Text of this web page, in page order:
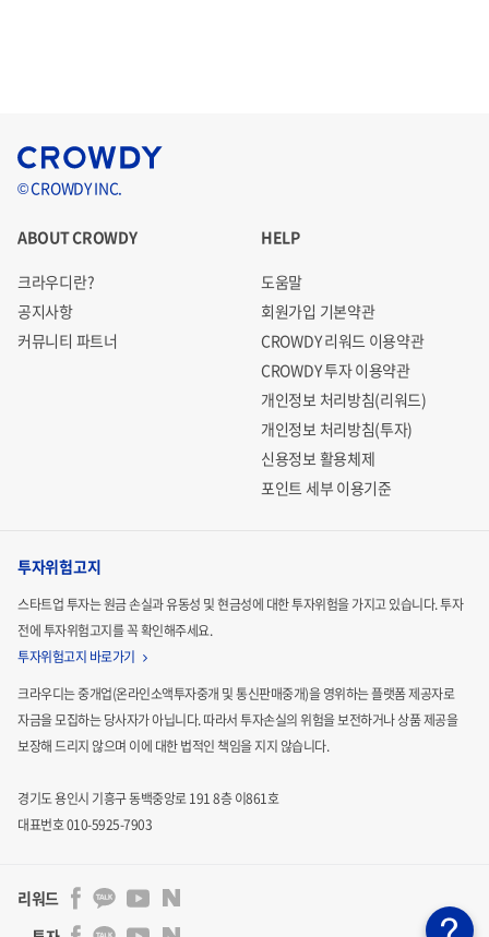
© CROWDY INC.
ABOUT CROWDY
크라우디란?
공지사항
커뮤니티 파트너
HELP
도움말
회원가입 기본약관
CROWDY 리워드 이용약관
CROWDY 투자 이용약관
개인정보 처리방침(리워드)
개인정보 처리방침(투자)
신용정보 활용체제
포인트 세부 이용기준
투자위험고지
스타트업 투자는 원금 손실과 유동성 및 현금성에 대한 투자위험을 가지고 있습니다.투자
전에 투자위험고지를 꼭 확인해주세요.
투자위험고지 바로가기
크라우디는 중개업(온라인소액투자중개 및 통신판매중개)을 영위하는 플랫폼 제공자로
자금을 모집하는당사자가 아닙니다. 따라서 투자손실의 위험을 보전하거나 상품 제공을
보장해 드리지 않으며 이에 대한 법적인 책임을 지지 않습니다.
경기도 용인시 기흥구 동백중앙로 191 8층 이861호
대표번호 010-5925-7903
리워드